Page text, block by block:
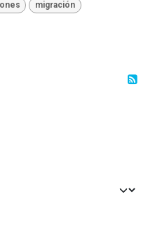
migración